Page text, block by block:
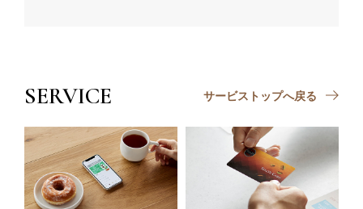
SERVICE サービストップへ戻る